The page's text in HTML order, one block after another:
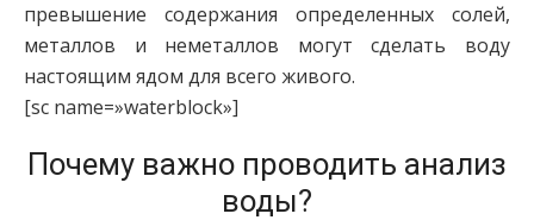
превышение содержания определенных солей,
металлов и неметаллов могут сделать воду
настоящим ядом для всего живого.
[sc name=»waterblock»]
Почему важно проводить анализ
воды?